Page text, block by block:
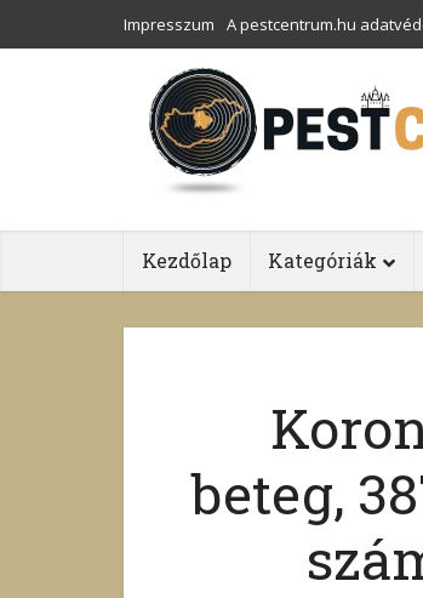
Impresszum A pestcentrum.hu
Kezdőlap Kategóriák
beteg,